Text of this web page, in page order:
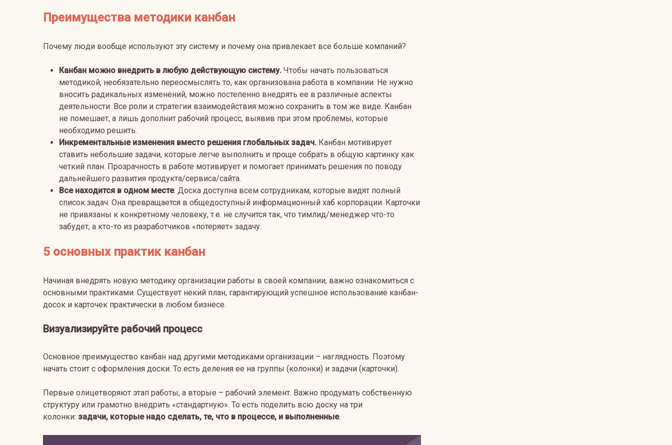
Преимущества методики канбан
Почему люди вообще используют эту систему и почему она привлекает все больше компаний?
Канбан можно внедрить в любую действующую систему. Чтобы начать пользоваться
методикой, необязательно переосмыслять то, как организована работа в компании. Не нужно
вносить радикальных изменений, можно постепенно внедрять ее в различные аспекты
деятельности. Все роли и стратегии взаимодействия можно сохранить в том же виде. Канбан
не помешает, а лишь дополнит рабочий процесс, выявив при этом проблемы, которые
необходимо решить.
Инкрементальные изменения вместо решения глобальных задач. Канбан мотивирует
ставить небольшие задачи, которые легче выполнить и проще собрать в общую картинку как
четкий план. Прозрачность в работе мотивирует и помогает принимать решения по поводу
дальнейшего развития продукта/сервиса/сайта.
Все находится в одном месте. Доска доступна всем сотрудникам, которые видят полный
список задач. Она превращается в общедоступный информационный хаб корпорации. Карточки
не привязаны к конкретному человеку, т.е. не случится так, что тимлид/менеджер что-то
забудет, а кто-то из разработчиков «потеряет» задачу.
5 основных практик канбан
Начиная внедрять новую методику организации работы в своей компании, важно ознакомиться с
основными практиками. Существует некий план, гарантирующий успешное использование канбан-
досок и карточек практически в любом бизнесе.
Визуализируйте рабочий процесс
Основное преимущество канбан над другими методиками организации – наглядность. Поэтому
начать стоит с оформления доски. То есть деления ее на группы (колонки) и задачи (карточки).
Первые олицетворяют этап работы, а вторые – рабочий элемент. Важно продумать собственную
структуру или грамотно внедрить «стандартную». То есть поделить всю доску на три
колонки: задачи, которые надо сделать, те, что в процессе, и выполненные.